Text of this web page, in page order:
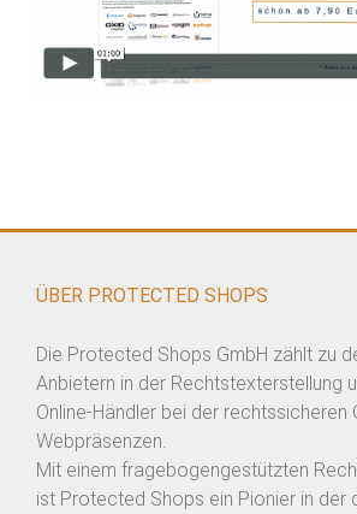
ÜBER PROTECTED SHOPS
Die Protected Shops GmbH zählt zu
Anbietern in der Rechtstexterstellung
Online-Händler bei der rechtssicheren
Webpräsenzen.
Mit einem fragebogengestützten
ist Protected Shops ein Pionier in der